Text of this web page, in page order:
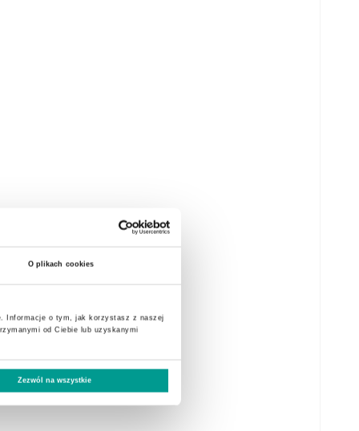
O plikach cookies
Informacje o tym, jak korzystasz z naszej
od Ciebie lub uzyskanymi
Zezwól na wszystkie